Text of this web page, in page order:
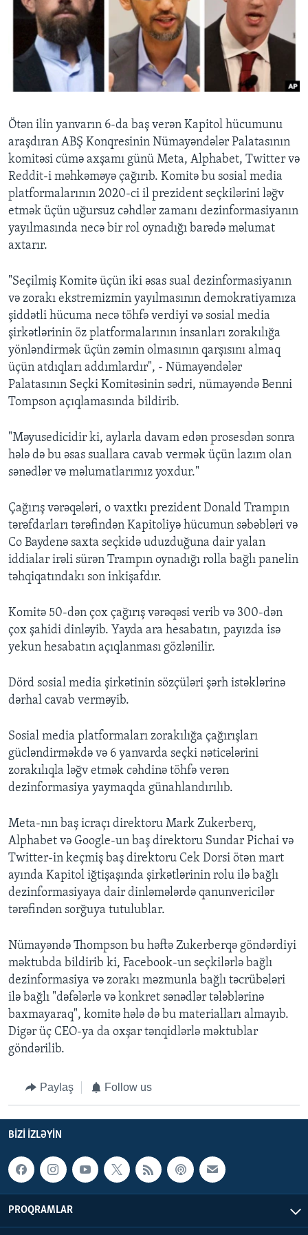
BIZI IZLƏYIN
Ötən ilin yanvarın 6-da baş verən Kapitol hücumunu
araşdıran ABŞ Konqresinin Nümayəndələr Palatasının
komitəsi cümə axşamı günü Meta, Alphabet, Twitter və
Reddit-i məhkəməyə çağırıb. Komitə bu sosial media
platformalarının 2020-ci il prezident seçkilərini ləğv
etmək üçün uğursuz cəhdlər zamanı dezinformasiyanın
yayılmasında necə bir rol oynadığı barədə məlumat
axtarır.
"Seçilmiş Komitə üçün iki əsas sual dezinformasiyanın
və zorakı ekstremizmin yayılmasının demokratiyamıza
şiddətli hücuma necə töhfə verdiyi və sosial media
şirkətlərinin öz platformalarının insanları zorakılığa
yönləndirmək üçün zəmin olmasının qarşısını almaq
üçün atdıqları addımlardır", - Nümayəndələr
Palatasının Seçki Komitəsinin sədri, nümayəndə Benni
Tompson açıqlamasında bildirib.
"Məyusedicidir ki, aylarla davam edən prosesdən sonra
hələ də bu əsas suallara cavab vermək üçün lazım olan
sənədlər və məlumatlarımız yoxdur."
Çağırış vərəqələri, o vaxtkı prezident Donald Trampın
tərəfdarları tərəfindən Kapitoliyə hücumun səbəbləri və
Co Baydenə saxta seçkidə uduzduğuna dair yalan
iddialar irəli sürən Trampın oynadığı rolla bağlı panelin
təhqiqatındakı son inkişafdır.
Komitə 50-dən çox çağırış vərəqəsi verib və 300-dən
çox şahidi dinləyib. Yayda ara hesabatın, payızda isə
yekun hesabatın açıqlanması gözlənilir.
Dörd sosial media şirkətinin sözçüləri şərh istəklərinə
dərhal cavab verməyib.
Sosial media platformaları zorakılığa çağırışları
gücləndirməkdə və 6 yanvarda seçki nəticələrini
zorakılıqla ləğv etmək cəhdinə töhfə verən
dezinformasiya yaymaqda günahlandırılıb.
Meta-nın baş icraçı direktoru Mark Zukerberq,
Alphabet və Google-un baş direktoru Sundar Pichai və
Twitter-in keçmiş baş direktoru Cek Dorsi ötən mart
ayında Kapitol iğtişaşında şirkətlərinin rolu ilə bağlı
dezinformasiyaya dair dinləmələrdə qanunvericilər
tərəfindən sorğuya tutulublar.
Nümayəndə Thompson bu həftə Zukerberqə göndərdiyi
məktubda bildirib ki, Facebook-un seçkilərlə bağlı
dezinformasiya və zorakı məzmunla bağlı təcrübələri
ilə bağlı "dəfələrlə və konkret sənədlər tələblərinə
baxmayaraq", komitə hələ də bu materialları almayıb.
Digər üç CEO-ya da oxşar tənqidlərlə məktublar
göndərilib.
Paylaş Follow us
BIZI IZLƏYIN
PROQRAMLAR